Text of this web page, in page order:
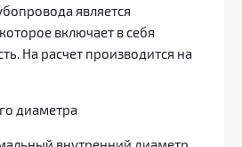
является
включает в себя
На расчет производится на
диаметра